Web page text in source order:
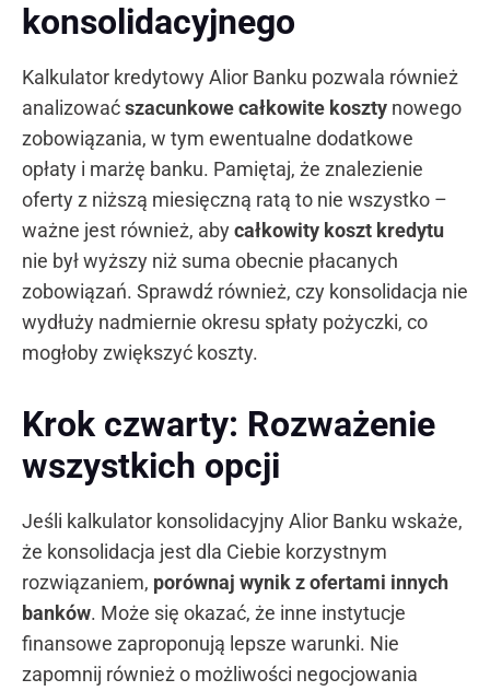
konsolidacyjnego
Kalkulator kredytowy Alior Banku pozwala również
analizowaćszacunkowe całkowite koszty nowego
zobowiązania, w tym ewentualne dodatkowe
opłaty i marżę banku. Pamiętaj, że znalezienie
oferty z niższą miesięczną ratą to nie wszystko –
ważne jest również, abycałkowity koszt kredytu
nie był wyższy niż suma obecnie płacanych
zobowiązań. Sprawdź również, czy konsolidacja nie
wydłuży nadmiernie okresu spłaty pożyczki, co
mogłoby zwiększyć koszty.
Krok czwarty: Rozważenie
wszystkich opcji
Jeśli kalkulator konsolidacyjny Alior Banku wskaże,
że konsolidacja jest dla Ciebie korzystnym
rozwiązaniem, porównaj wynik z ofertami innych
banków. Może się okazać, że inne instytucje
finansowe zaproponują lepsze warunki. Nie
zapomnij również o możliwości negocjowania